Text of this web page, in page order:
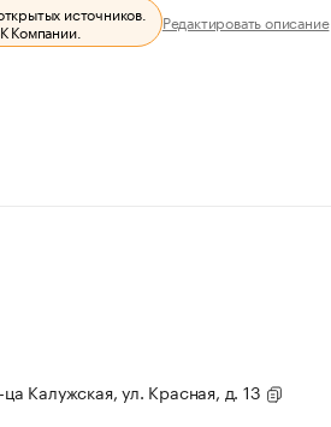
источников.
Компании. Редактировать описание
Калужская, ул. Красная, д. 13